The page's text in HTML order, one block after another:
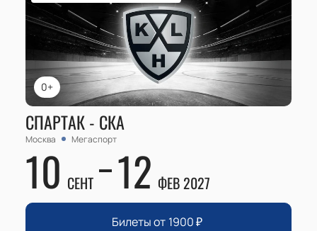
0+
СПАРТАК - СКА
Москва Мегаспорт
10 СЕНТ 12 ФЕВ 2027
Билеты от 1900₽